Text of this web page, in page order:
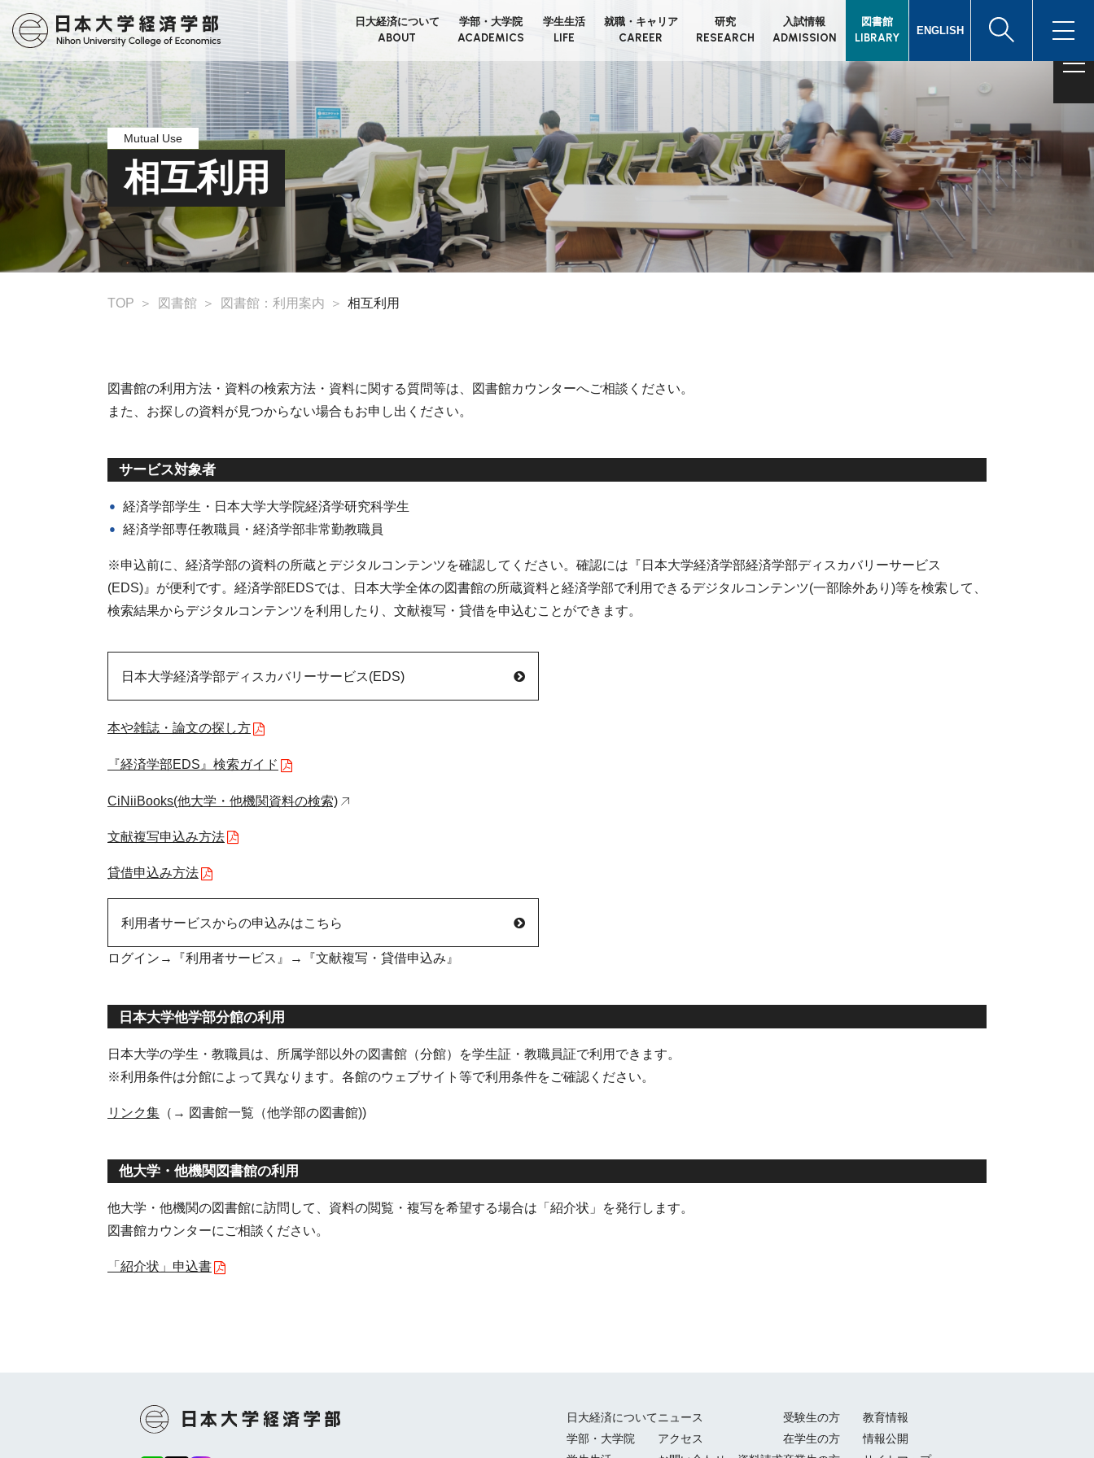
日大経済について
ABOUT
学部・大学院
ACADEMICS
学生生活
LIFE
就職・キャリア
CAREER
研究
RESEARCH
入試情報
ADMISSION
図書館
LIBRARY
ENGLISH
Mutual Use
相互利用
TOP 図書館 図書館：利用案内 相互利用
図書館の利用方法・資料の検索方法・資料に関する質問等は、図書館カウンターへご相談ください。
また、お探しの資料が見つからない場合もお申し出ください。
サービス対象者
経済学部学生・日本大学大学院経済学研究科学生
経済学部専任教職員・経済学部非常勤教職員
※申込前に、経済学部の資料の所蔵とデジタルコンテンツを確認してください。確認には『日本大学経済学部経済学部ディスカバリーサービス
(EDS)』が便利です。経済学部EDSでは、日本大学全体の図書館の所蔵資料と経済学部で利用できるデジタルコンテンツ(一部除外あり)等を検索して、
検索結果からデジタルコンテンツを利用したり、文献複写・貸借を申込むことができます。
日本大学経済学部ディスカバリーサービス(EDS)
本や雑誌・論文の探し方
『経済学部EDS』検索ガイド
CiNiiBooks(他大学・他機関資料の検索)
文献複写申込み方法
貸借申込み方法
利用者サービスからの申込みはこちら
ログイン→『利用者サービス』→『文献複写・貸借申込み』
日本大学他学部分館の利用
日本大学の学生・教職員は、所属学部以外の図書館（分館）を学生証・教職員証で利用できます。
※利用条件は分館によって異なります。各館のウェブサイト等で利用条件をご確認ください。
リンク集 （→ 図書館一覧（他学部の図書館))
他大学・他機関図書館の利用
他大学・他機関の図書館に訪問して、資料の閲覧・複写を希望する場合は「紹介状」を発行します。
図書館カウンターにご相談ください。
「紹介状」申込書
日大経済について
学部・大学院
ニュース
アクセス
受験生の方
在学生の方
教育情報
情報公開